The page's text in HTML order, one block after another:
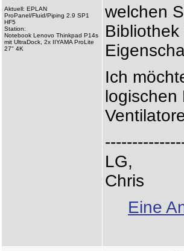
Aktuell: EPLAN
ProPanel/Fluid/Piping 2.9 SP1
HF5
Station:
Notebook Lenovo Thinkpad P14s
mit UltraDock, 2x IIYAMA ProLite
27" 4K
welchen
Ich
logischen
LG,
Chris
Eine